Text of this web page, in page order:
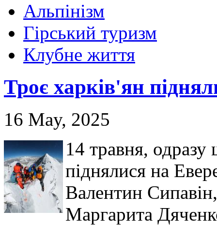
Альпінізм
Гірський туризм
Клубне життя
Троє харків'ян
16 May, 2025
14 травня, одразу
піднялися на
Валентин
Маргарита